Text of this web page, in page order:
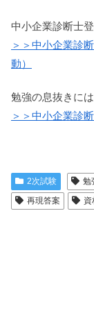
中小企業診断士
＞＞中小企業診
動）
勉強の息抜きに
＞＞中小企業診
2次試験 勉
再現答案
資